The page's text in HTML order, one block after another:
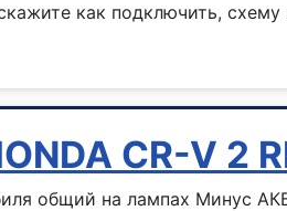
как подключить,
CR-V 2
общий на лампах Минус